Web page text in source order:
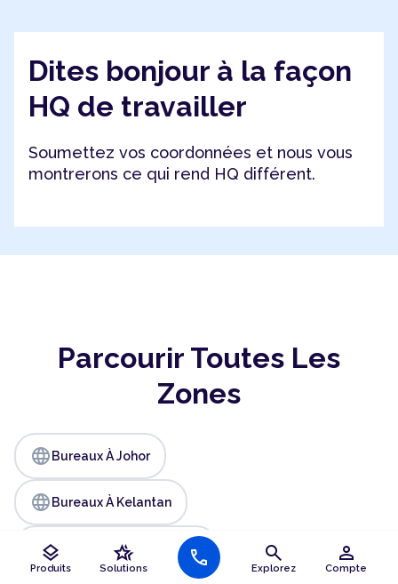
layers
Produits
hotel_class
Solutions call search
Explorez
person
Compte
Dites bonjour à la façon
HQ de travailler
Soumettez vos coordonnées et nous vous
montrerons ce qui rend HQ différent.
Parcourir Toutes Les
Zones
language Bureaux À Johor
language Bureaux À Kelantan
languageBureaux À Kuala Lumpur